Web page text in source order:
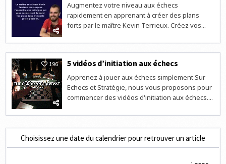
Augmentez votre niveau aux échecs
rapidement en apprenant à créer des plans
forts par le maître Kevin Terrieux. Créez vos...
196 5 vidéos d’initiation aux échecs
Apprenez à jouer aux échecs simplement Sur
Echecs et Stratégie, nous vous proposons pour
commencer des vidéos d'initiation aux échecs....
Choisissez une date du calendrier pour retrouver un article